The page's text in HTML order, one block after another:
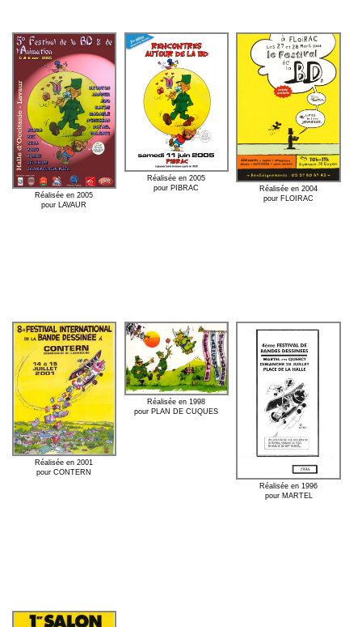
Réalisée en 2005
pour LAVAUR
Réalisée en 2005
pour PIBRAC
Réalisée en 2004
pour FLOIRAC
Réalisée en 2001
pour CONTERN
Réalisée en 1998
pour PLAN DE CUQUES
Réalisée en 1996
pour MARTEL